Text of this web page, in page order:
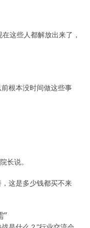
这些人都解放出来了，
根本没时间做这些事
长说。
这是多少钱都买不来
”